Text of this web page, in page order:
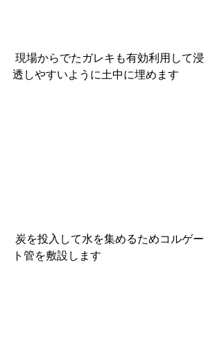
透しやすいように土中に埋めます
ト管を敷設します